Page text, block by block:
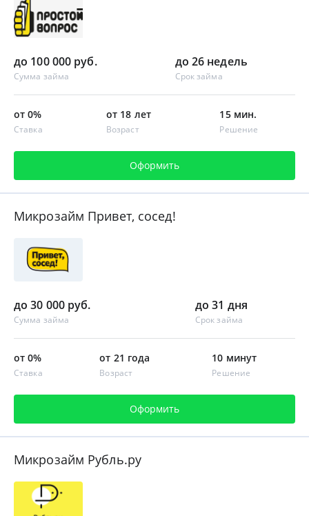
до 100 000 руб.
Сумма займа
до 26 недель
Срок займа
от 0%
Ставка
от 18 лет
Возраст
15 мин.
Решение
Оформить
Микрозайм Привет, сосед!
до 30 000 руб.
Сумма займа
до 31 дня
Срок займа
от 0%
Ставка
от 21 года
Возраст
10 минут
Решение
Оформить
Микрозайм Рубль.ру